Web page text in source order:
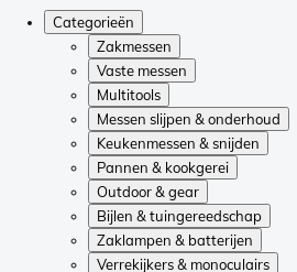
Categorieën
Zakmessen
Vaste messen
Multitools
Messen slijpen & onderhoud
Keukenmessen & snijden
Pannen & kookgerei
Outdoor & gear
Bijlen & tuingereedschap
Zaklampen & batterijen
Verrekijkers & monoculairs